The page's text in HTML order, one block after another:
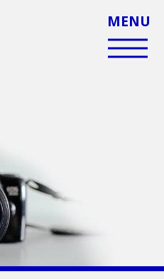
MENU